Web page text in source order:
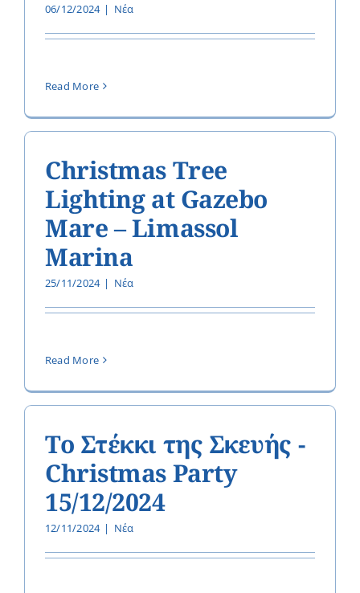
06/12/2024 | Νέα
Read More
Christmas Tree
Lighting at Gazebo
Mare – Limassol
Marina
25/11/2024 | Νέα
Read More
Το Στέκκι της Σκευής -
Christmas Party
15/12/2024
12/11/2024 | Νέα